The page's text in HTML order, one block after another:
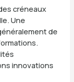
créneaux
Une
de
innovations